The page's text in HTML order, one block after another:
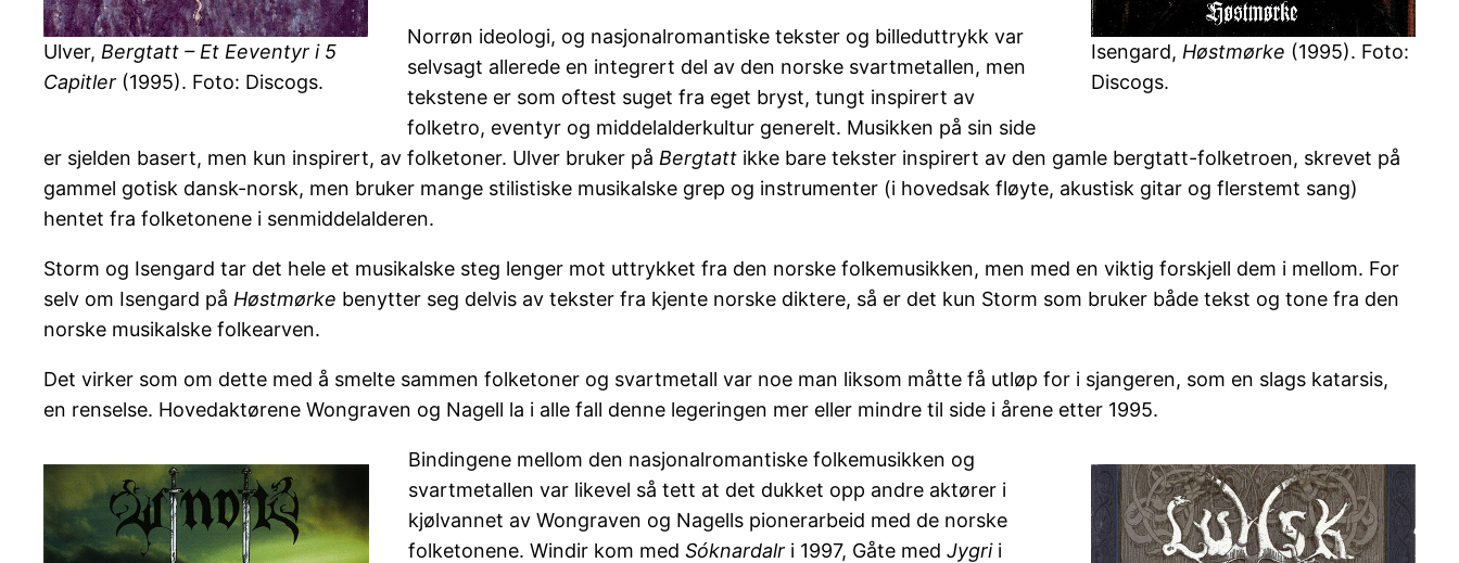
Isengard, Høstmørke (1995). Foto:
Discogs.
Ulver, Bergtatt – Et Eeventyr i 5
Capitler (1995). Foto: Discogs.
Norrøn ideologi, og nasjonalromantiske tekster og billeduttrykk var
selvsagt allerede en integrert del av den norske svartmetallen, men
tekstene er som oftest suget fra eget bryst, tungt inspirert av
folketro, eventyr og middelalderkultur generelt. Musikken på sin side
er sjelden basert, men kun inspirert, av folketoner. Ulver bruker på Bergtatt ikke bare tekster inspirert av den gamle bergtatt-folketroen, skrevet på
gammel gotisk dansk-norsk, men bruker mange stilistiske musikalske grep og instrumenter (i hovedsak fløyte, akustisk gitar og flerstemt sang)
hentet fra folketonene i senmiddelalderen.
Storm og Isengard tar det hele et musikalske steg lenger mot uttrykket fra den norske folkemusikken, men med en viktig forskjell dem i mellom. For
selv om Isengard på Høstmørke benytter seg delvis av tekster fra kjente norske diktere, så er det kun Storm som bruker både tekst og tone fra den
norske musikalske folkearven.
Det virker som om dette med å smelte sammen folketoner og svartmetall var noe man liksom måtte få utløp for i sjangeren, som en slags katarsis,
en renselse. Hovedaktørene Wongraven og Nagell la i alle fall denne legeringen mer eller mindre til side i årene etter 1995.
Bindingene mellom den nasjonalromantiske folkemusikken og
svartmetallen var likevel så tett at det dukket opp andre aktører i
kjølvannet av Wongraven og Nagells pionerarbeid med de norske
folketonene. Windir kom med Sóknardalr i 1997, Gåte med Jygrii